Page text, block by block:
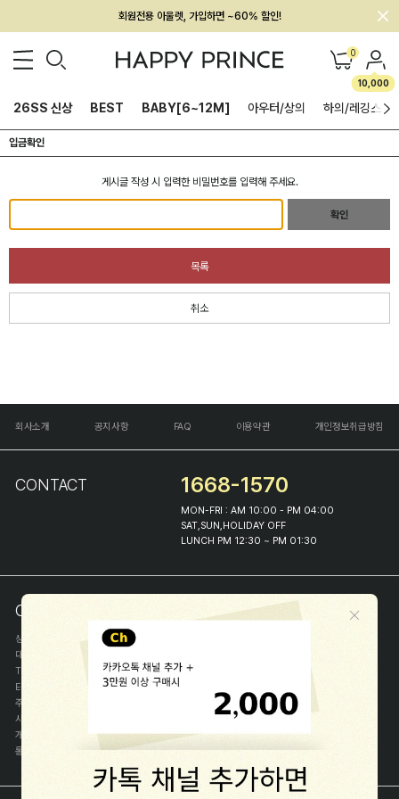
회원전용 아울렛, 가입하면 ~60% 할인!
멤버십 최대 28,000원 혜택 0
10,000
26SS 신상 BEST BABY[6~12M] 아우터/상의 하의/레깅스
입금확인
게시글 작성 시 입력한 비밀번호를 입력해 주세요.
확인
목록
취소
회사소개 공지사항 FAQ 이용약관 개인정보취급방침
CONTACT 1668-1570
MON-FRI : AM 10:00 - PM 04:00
SAT,SUN,HOLIDAY OFF
LUNCH PM 12:30 ~ PM 01:30
COMPANY INFO
상호
(주)해피프린스
대표
TEL
1668-1570
E-MAIL
help@happyprince.co.kr
주소
사업자등록번호
개인정보관리자
이화진
통신판매신고번호
제 2018-서울종로-1384 호[사업자정보확인]